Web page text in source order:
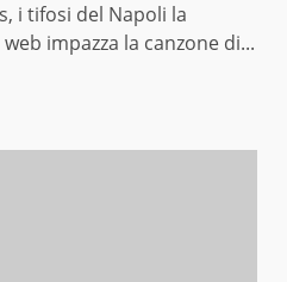
i tifosi del Napoli la
impazza la canzone di...